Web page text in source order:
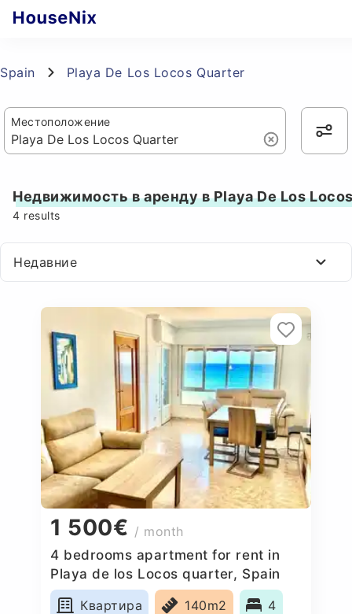
Spain Playa De Los Locos Quarter
Местоположение
Недвижимость в аренду в Playa De Los
4 results
Недавние
1 500€ / month
4 bedrooms apartment for rent in
Playa de los Locos quarter, Spain
Квартира
140m2 4